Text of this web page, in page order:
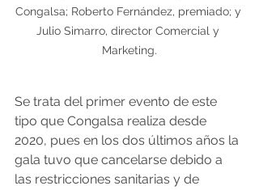
Congalsa; Roberto Fernández, premiado; y
Julio Simarro, director Comercial y
Marketing.
Se trata del primer evento de este
tipo que Congalsa realiza desde
2020, pues en los dos últimos años la
gala tuvo que cancelarse debido a
las restricciones sanitarias y de